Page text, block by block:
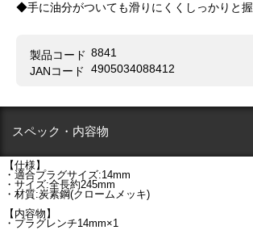
◆手に油分がついても滑りにくくしっかりと
製品コード 8841
JANコード
4905034088412
スペック・内容物
【仕様】
・適合プラグサイズ:14mm
・サイズ:全長約245mm
・材質:炭素鋼(クロームメッキ)
【内容物】
・プラグレンチ14mm×1